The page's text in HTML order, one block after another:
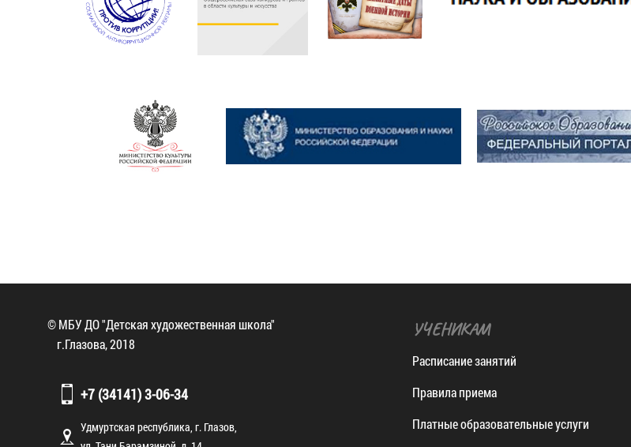
© МБУ ДО "Детская художественная школа"
г.Глазова, 2018
+7 (34141) 3-06-34
Удмуртская республика, г. Глазов,
УЧЕНИКАМ
Расписание занятий
Правила приема
Платные образовательные услуги